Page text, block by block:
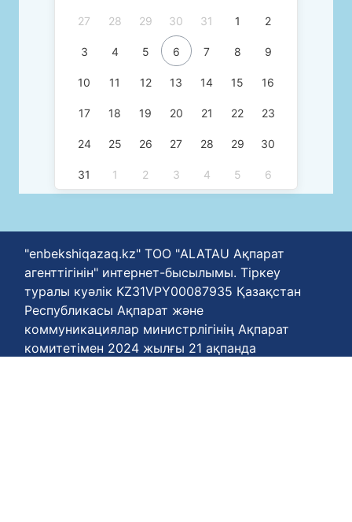
27 28 29 30 31 1 2
3 4 5 6 7 8 9
10 11 12 13 14 15 16
17 18 19 20 21 22 23
24 25 26 27 28 29 30
31 1 2 3 4 5 6
"enbekshiqazaq.kz" ТОО "ALATAU Ақпарат
агенттігінін" интернет-бысылымы. Тіркеу
туралы куәлік KZ31VPY00087935 Қазақстан
Республикасы Ақпарат және
коммуникациялар министрлігінің Ақпарат
комитетімен 2024 жылғы 21 ақпанда